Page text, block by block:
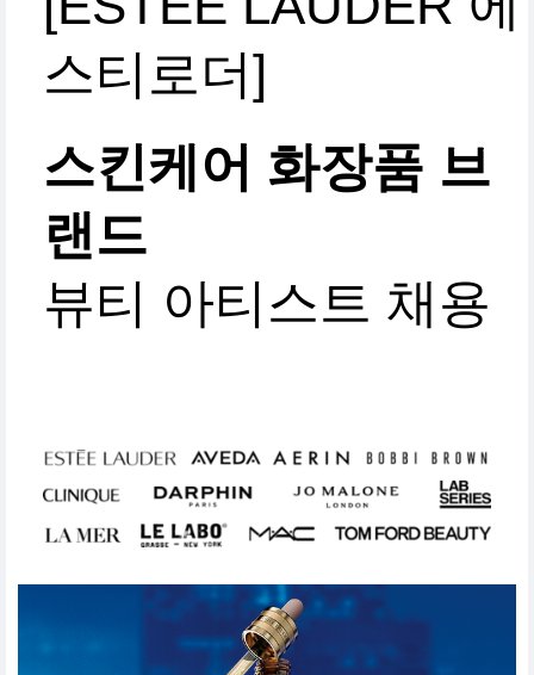
스티로더]
스킨케어 화장품 브
랜드
뷰티 아티스트 채용